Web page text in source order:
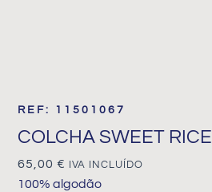
REF: 11501067
COLCHA SWEET RICE
65,00 € IVA INCLUÍDO
100% algodão